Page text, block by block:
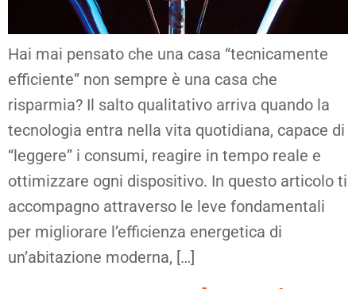
Hai mai pensato che una casa “tecnicamente
efficiente” non sempre è una casa che
risparmia? Il salto qualitativo arriva quando la
tecnologia entra nella vita quotidiana, capace di
“leggere” i consumi, reagire in tempo reale e
ottimizzare ogni dispositivo. In questo articolo ti
accompagno attraverso le leve fondamentali
per migliorare l’efficienza energetica di
un’abitazione moderna, […]